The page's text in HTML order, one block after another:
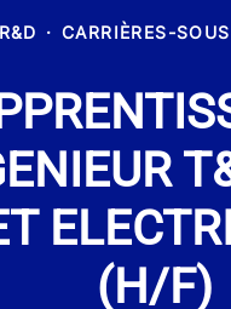
R&D · CARRIÈRES-
(H/F)